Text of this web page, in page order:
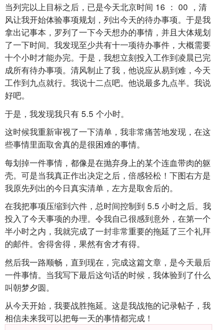
当列完以上目标之后，已是今天北京时间 16 ： 00 ，清
风让我开始体验事项规划，列出今天的待办事项。于是我
拿出记事本，罗列了一下今天想办的事情，并且大体规划
了一下时间。我发现至少共有十一项待办事件，大概需要
十个小时才能办完。于是，我想立刻投入工作到凌晨已完
成所有待办事项。清风制止了我，他说应从易到难，今天
工作到九点就行。我说十二点吧。他说最多九点半。我说
好吧。
于是，我发现我只有 5.5 个小时。
这时候我重新审视了一下清单，我非常痛苦地发现，在这
些事情里面取舍真的是很困难的事情。
每划掉一件事情，都像是在抛弃身上的某个连血带肉的躯
壳。可是当我真正作出决定之后，倍感轻松！下图右方是
我原先列出的今日真实清单，左方是取舍后的。
在我把事项压缩到六件，总时间控制到 5.5 小时之后。我
投入了今天事项的办理。令我自己很感到意外，在第一个
半小时之内，我就完成了一封非常重要的拖延了三个礼拜
的邮件。舍得舍得，果然有舍才有得。
然后我一路顺畅，直到现在，完成这篇文章，是今天最后
一件事情。当我写下最后这句话的时候，我体验到了什么
叫朝梦夕圆。
从今天开始，我要战胜拖延。这是我战拖的记录帖子，我
相信未来我可以把每一天的事情都完成！